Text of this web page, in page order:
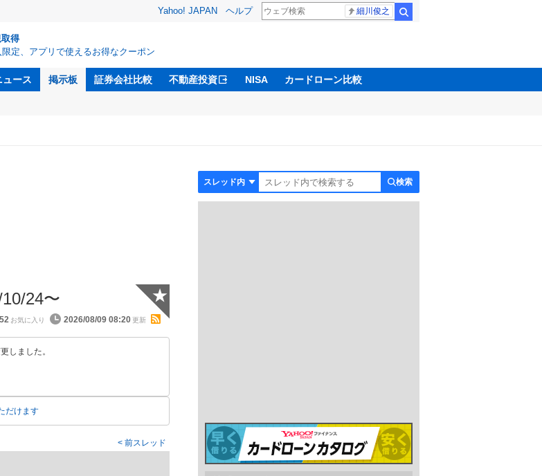
Yahoo! JAPAN ヘルプ 細川俊之
得
定、アプリで使えるお得なクーポン
ュース 掲示板 証券会社比較 不動産投資 NISA カードローン比較
検索
24〜
52 2026/08/09 08:20
★
しました。
だけます
前スレッド